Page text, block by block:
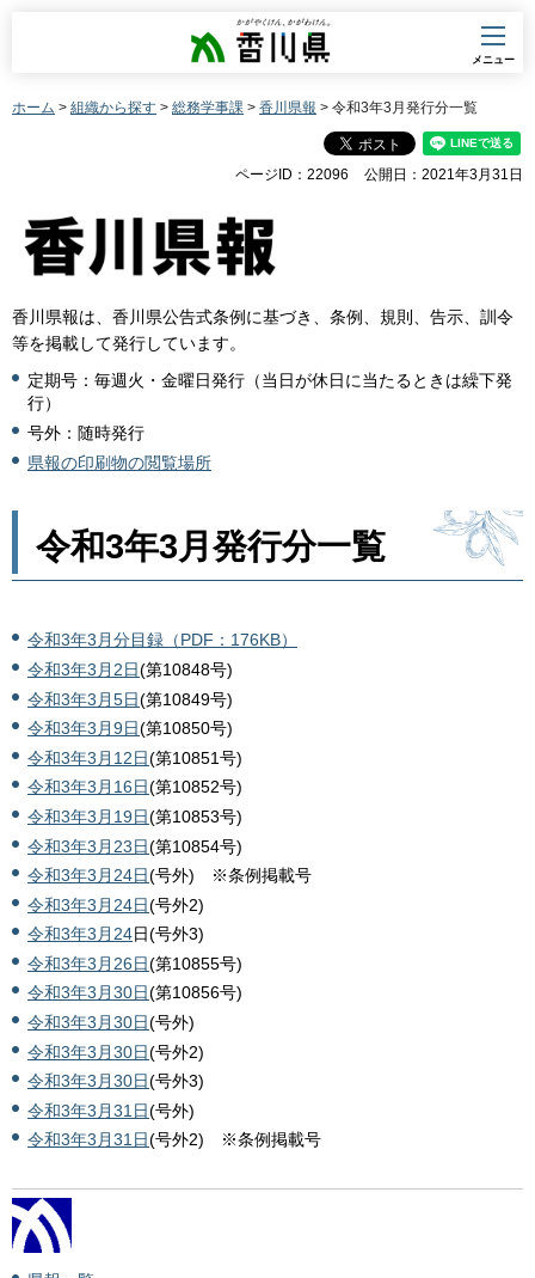
香川県
メニュー
ホーム > 組織から探す > 総務学事課 > 香川県報 > 令和3年3月発行分一覧
ページID：22096 公開日：2021年3月31日
香川県報は、香川県公告式条例に基づき、条例、規則、告示、訓令
等を掲載して発行しています。
定期号：毎週火・金曜日発行（当日が休日に当たるときは繰下発
行）
号外：随時発行
県報の印刷物の閲覧場所
令和3年3月発行分一覧
令和3年3月分目録（PDF：176KB）
令和3年3月2日(第10848号)
令和3年3月5日(第10849号)
令和3年3月9日(第10850号)
令和3年3月12日(第10851号)
令和3年3月16日(第10852号)
令和3年3月19日(第10853号)
令和3年3月23日(第10854号)
令和3年3月24日(号外) ※条例掲載号
令和3年3月24日(号外2)
令和3年3月24日(号外3)
令和3年3月26日(第10855号)
令和3年3月30日(第10856号)
令和3年3月30日(号外)
令和3年3月30日(号外2)
令和3年3月30日(号外3)
令和3年3月31日(号外)
令和3年3月31日(号外2) ※条例掲載号